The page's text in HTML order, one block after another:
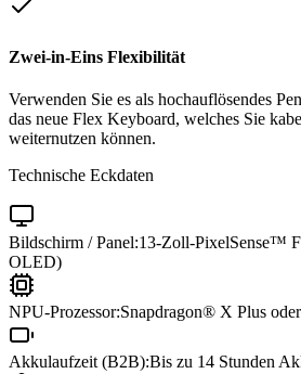
Zwei-in-Eins Flexibilität
Verwenden Sie es als hochauflösendes
das neue Flex Keyboard, welches Sie
weiternutzen können.
Technische Eckdaten
Bildschirm / Panel:13-Zoll-PixelSense™
OLED)
NPU-Prozessor:Snapdragon® X Plus
Akkulaufzeit (B2B):Bis zu 14 Stunden